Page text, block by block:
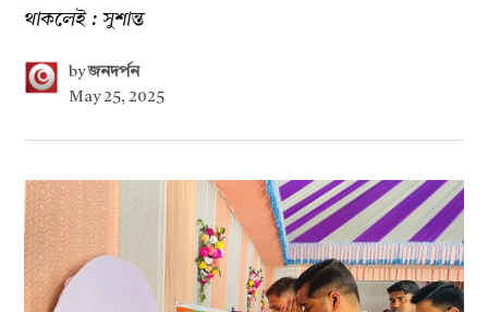
থাকলেই : সুশান্ত
by জনদর্পন
May 25, 2025